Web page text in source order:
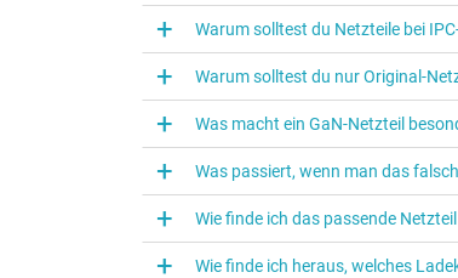
Warum solltest du Netzteile bei
Warum solltest du nur Original-
Was macht ein GaN-Netzteil
Was passiert, wenn man das
Wie finde ich das passende
Wie finde ich heraus, welches